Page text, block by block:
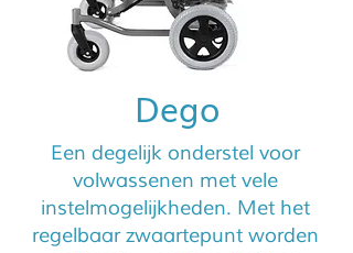
Dego
Een degelijk onderstel voor
volwassenen met vele
instelmogelijkheden. Met het
regelbaar zwaartepunt worden